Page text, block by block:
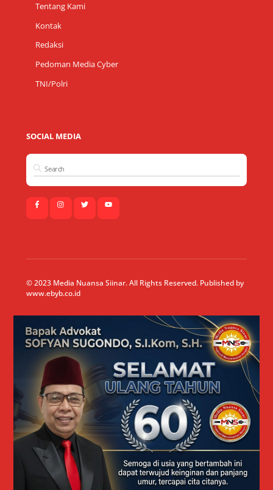
Tentang Kami
Kontak
Redaksi
Pedoman Media Cyber
TNI/Polri
SOCIAL MEDIA
© 2023 Media Nuansa Siinar. All Rights Reserved. Published by
www.ebyb.co.id